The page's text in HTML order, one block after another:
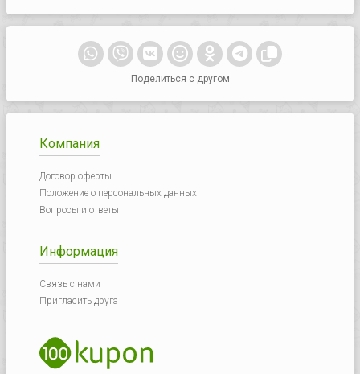
Поделиться с другом
Компания
Договор оферты
Положение о персональных данных
Вопросы и ответы
Информация
Связь с нами
Пригласить друга